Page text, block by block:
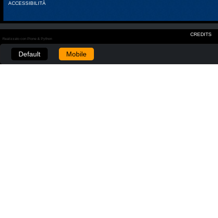
ACCESSIBILITÀ
CREDITS
Realizzato con Plone & Python
Default Mobile